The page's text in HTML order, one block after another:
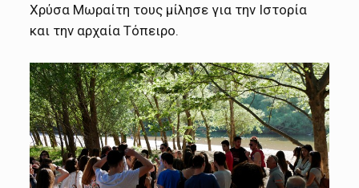
Χρύσα Μωραίτη τους μίλησε για την Ιστορία
και την αρχαία Τόπειρο.